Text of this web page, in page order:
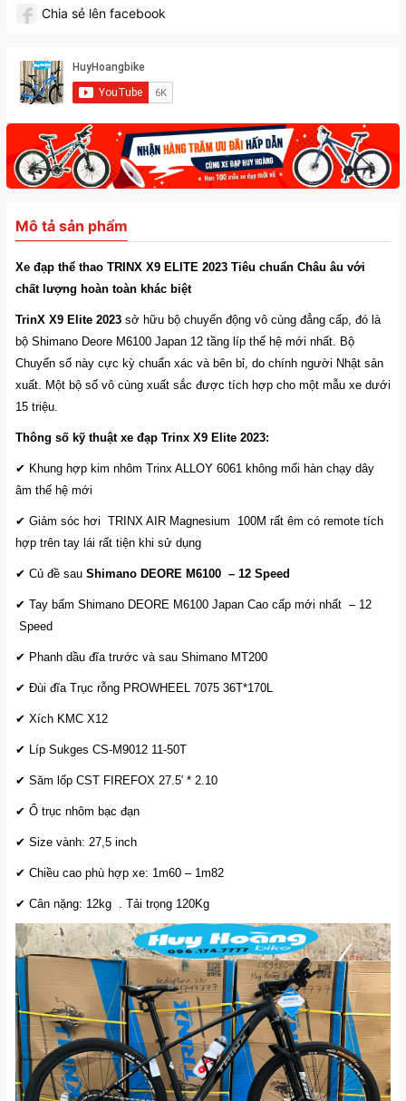
Chia sẻ lên facebook
Mô tả sản phẩm
Xe đạp thể thao TRINX X9 ELITE 2023 Tiêu chuẩn Châu âu với
chất lượng hoàn toàn khác biệt
TrinX X9 Elite 2023 sở hữu bộ chuyển động vô cùng đẳng cấp, đó là
bộ Shimano Deore M6100 Japan 12 tầng líp thế hệ mới nhất. Bộ
Chuyển số này cực kỳ chuẩn xác và bên bỉ, do chính người Nhật sản
xuất. Một bộ số vô cùng xuất sắc được tích hợp cho một mẫu xe dưới
15 triệu.
Thông số kỹ thuật xe đạp Trinx X9 Elite 2023:
✔ Khung hợp kim nhôm Trinx ALLOY 6061 không mối hàn chạy dây
âm thế hệ mới
✔ Giảm sóc hơi TRINX AIR Magnesium 100M rất êm có remote tích
hợp trên tay lái rất tiện khi sử dụng
✔ Củ đề sau Shimano DEORE M6100 – 12 Speed
✔ Tay bấm Shimano DEORE M6100 Japan Cao cấp mới nhất – 12
Speed
✔ Phanh dầu đĩa trước và sau Shimano MT200
✔ Đùi đĩa Trục rỗng PROWHEEL 7075 36T*170L
✔ Xích KMC X12
✔ Líp Sukges CS-M9012 11-50T
✔ Săm lốp CST FIREFOX 27.5′ * 2.10
✔ Ổ trục nhôm bạc đạn
✔ Size vành: 27,5 inch
✔ Chiều cao phù hợp xe: 1m60 – 1m82
✔ Cân nặng: 12kg . Tải trọng 120Kg